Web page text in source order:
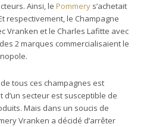
Ainsi, le Pommery s’achetait
respectivement, le Champagne
Vranken et le Charles Lafitte avec
2 marques commercialisaient le
tous ces champagnes est
secteur est susceptible de
Mais dans un soucis de
Vranken a décidé d’arrêter